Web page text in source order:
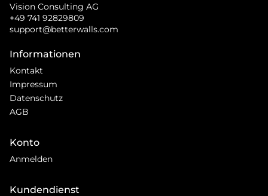
Vision Consulting AG
+49 741 92829809
support@betterwalls.com
Informationen
Kontakt
Impressum
Datenschutz
AGB
Konto
Anmelden
Kundendienst